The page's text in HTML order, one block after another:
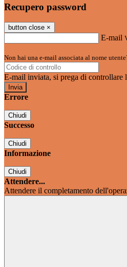
Recupero password
button close ×
E-mail
Non hai una e-mail associata al nome
E-mail inviata, si prega di controllare
Errore
Chiudi
Successo
Chiudi
Informazione
Chiudi
Attendere...
Attendere il completamento